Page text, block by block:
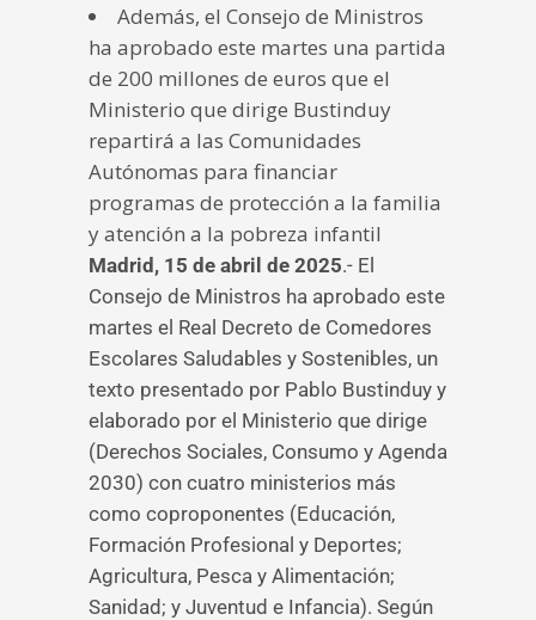
Además, el Consejo de Ministros
ha aprobado este martes una partida
de 200 millones de euros que el
Ministerio que dirige Bustinduy
repartirá a las Comunidades
Autónomas para financiar
programas de protección a la familia
y atención a la pobreza infantil
Madrid, 15 de abril de 2025.- El
Consejo de Ministros ha aprobado este
martes el Real Decreto de Comedores
Escolares Saludables y Sostenibles, un
texto presentado por Pablo Bustinduy y
elaborado por el Ministerio que dirige
(Derechos Sociales, Consumo y Agenda
2030) con cuatro ministerios más
como coproponentes (Educación,
Formación Profesional y Deportes;
Agricultura, Pesca y Alimentación;
Sanidad; y Juventud e Infancia). Según